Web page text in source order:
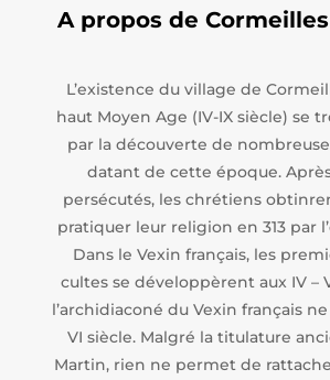
A propos de
L’existence du village de
haut Moyen Age (IV-IX siècle) se
par la découverte de
datant de cette époque.
persécutés, les chrétiens
pratiquer leur religion en 313 par
Dans le Vexin français, les
cultes se développèrent aux IV –
l’archidiaconé du Vexin français
VI siècle. Malgré la titulature
Martin, rien ne permet de